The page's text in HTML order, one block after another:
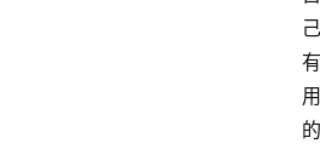
己
有
用
的